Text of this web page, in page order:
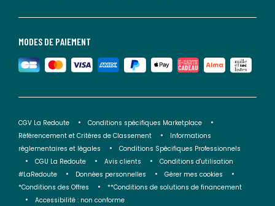
MODES DE PAIEMENT
CGV La Redoute
Conditions spécifiques Marketplace
Référencement et Critères de Classement
Informations
réglementaires et légales
Conditions Spécifiques Professionnels
CGU La Redoute
Avis clients
Conditions d'utilisation
#LaRedoute
Données personnelles
Gérer mes cookies
*Conditions des Offres
**Conditions de solutions de financement
Accessibilité : non conforme